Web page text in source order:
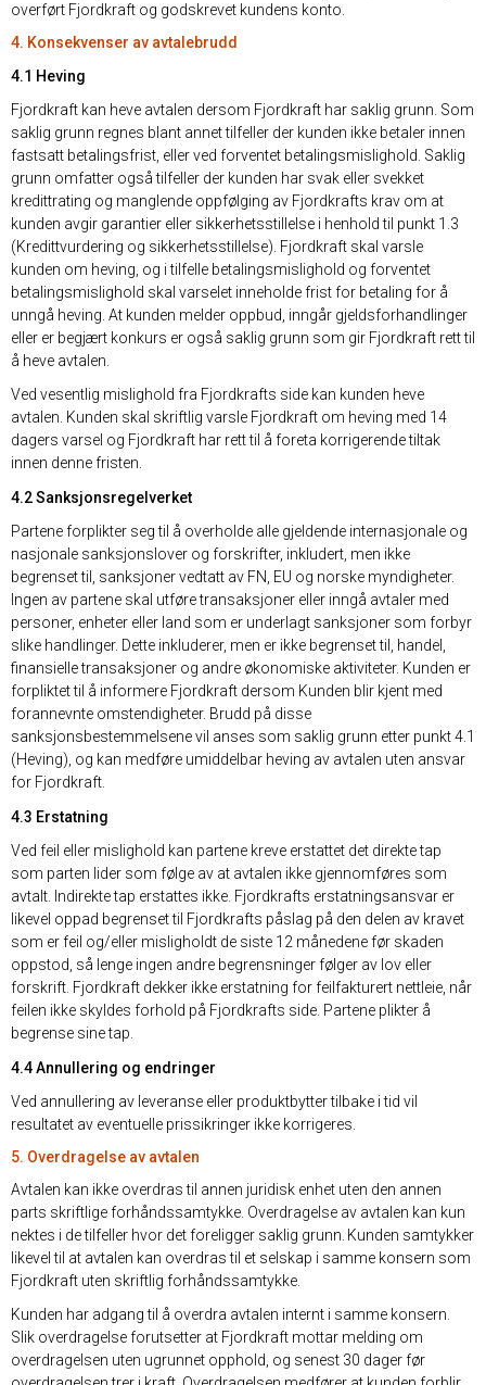
overført Fjordkraft og godskrevet kundens konto.
4. Konsekvenser av avtalebrudd
4.1 Heving
Fjordkraft kan heve avtalen dersom Fjordkraft har saklig grunn. Som
saklig grunn regnes blant annet tilfeller der kunden ikke betaler innen
fastsatt betalingsfrist, eller ved forventet betalingsmislighold. Saklig
grunn omfatter også tilfeller der kunden har svak eller svekket
kredittrating og manglende oppfølging av Fjordkrafts krav om at
kunden avgir garantier eller sikkerhetsstillelse i henhold til punkt 1.3
(Kredittvurdering og sikkerhetsstillelse). Fjordkraft skal varsle
kunden om heving, og i tilfelle betalingsmislighold og forventet
betalingsmislighold skal varselet inneholde frist for betaling for å
unngå heving. At kunden melder oppbud, inngår gjeldsforhandlinger
eller er begjært konkurs er også saklig grunn som gir Fjordkraft rett til
å heve avtalen.
Ved vesentlig mislighold fra Fjordkrafts side kan kunden heve
avtalen. Kunden skal skriftlig varsle Fjordkraft om heving med 14
dagers varsel og Fjordkraft har rett til å foreta korrigerende tiltak
innen denne fristen.
4.2 Sanksjonsregelverket
Partene forplikter seg til å overholde alle gjeldende internasjonale og
nasjonale sanksjonslover og forskrifter, inkludert, men ikke
begrenset til, sanksjoner vedtatt av FN, EU og norske myndigheter.
Ingen av partene skal utføre transaksjoner eller inngå avtaler med
personer, enheter eller land som er underlagt sanksjoner som forbyr
slike handlinger. Dette inkluderer, men er ikke begrenset til, handel,
finansielle transaksjoner og andre økonomiske aktiviteter. Kunden er
forpliktet til å informere Fjordkraft dersom Kunden blir kjent med
forannevnte omstendigheter. Brudd på disse
sanksjonsbestemmelsene vil anses som saklig grunn etter punkt 4.1
(Heving), og kan medføre umiddelbar heving av avtalen uten ansvar
for Fjordkraft.
4.3 Erstatning
Ved feil eller mislighold kan partene kreve erstattet det direkte tap
som parten lider som følge av at avtalen ikke gjennomføres som
avtalt. Indirekte tap erstattes ikke. Fjordkrafts erstatningsansvar er
likevel oppad begrenset til Fjordkrafts påslag på den delen av kravet
som er feil og/eller misligholdt de siste 12 månedene før skaden
oppstod, så lenge ingen andre begrensninger følger av lov eller
forskrift. Fjordkraft dekker ikke erstatning for feilfakturert nettleie, når
feilen ikke skyldes forhold på Fjordkrafts side. Partene plikter å
begrense sine tap.
4.4 Annullering og endringer
Ved annullering av leveranse eller produktbytter tilbake i tid vil
resultatet av eventuelle prissikringer ikke korrigeres.
5. Overdragelse av avtalen
Avtalen kan ikke overdras til annen juridisk enhet uten den annen
parts skriftlige forhåndssamtykke. Overdragelse av avtalen kan kun
nektes i de tilfeller hvor det foreligger saklig grunn. Kunden samtykker
likevel til at avtalen kan overdras til et selskap i samme konsern som
Fjordkraft uten skriftlig forhåndssamtykke.
Kunden har adgang til å overdra avtalen internt i samme konsern.
Slik overdragelse forutsetter at Fjordkraft mottar melding om
overdragelsen uten ugrunnet opphold, og senest 30 dager før